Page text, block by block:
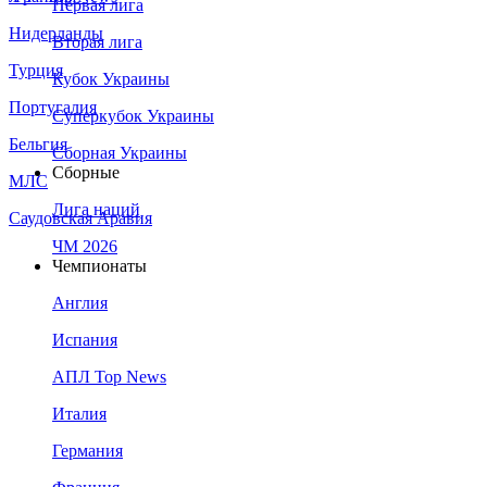
Нидерланды
Турция
Португалия
Бельгия
МЛС
Саудовская Аравия
Первая лига
Вторая лига
Кубок Украины
Суперкубок Украины
Сборная Украины
Сборные
Лига наций
ЧМ 2026
Чемпионаты
Англия
Испания
АПЛ Top News
Италия
Германия